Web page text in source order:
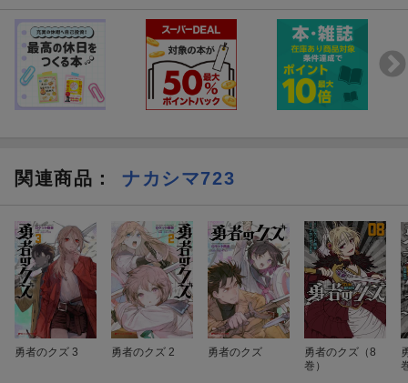
作・流通にも関わらず1巻だけで累計5000部以上を売り上げ、
【次にくるマンガ大賞】2年連続ノミネート。
原作：ロケット商会
「第1回カクヨムweb小説コンテスト」現代アクション部門で大賞
関連商品 ： ナカシマ723
勇者のクズ 3 勇者のクズ 2 勇者のクズ
勇者のクズ（8
巻）